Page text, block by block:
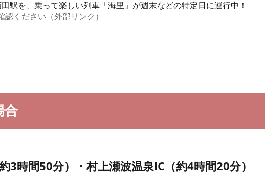
駅を、乗って楽しい列車「海里」が週末などの特定日に運行中！
認ください（外部リンク）
合
3時間50分）・村上瀬波温泉IC（約4時間20分）